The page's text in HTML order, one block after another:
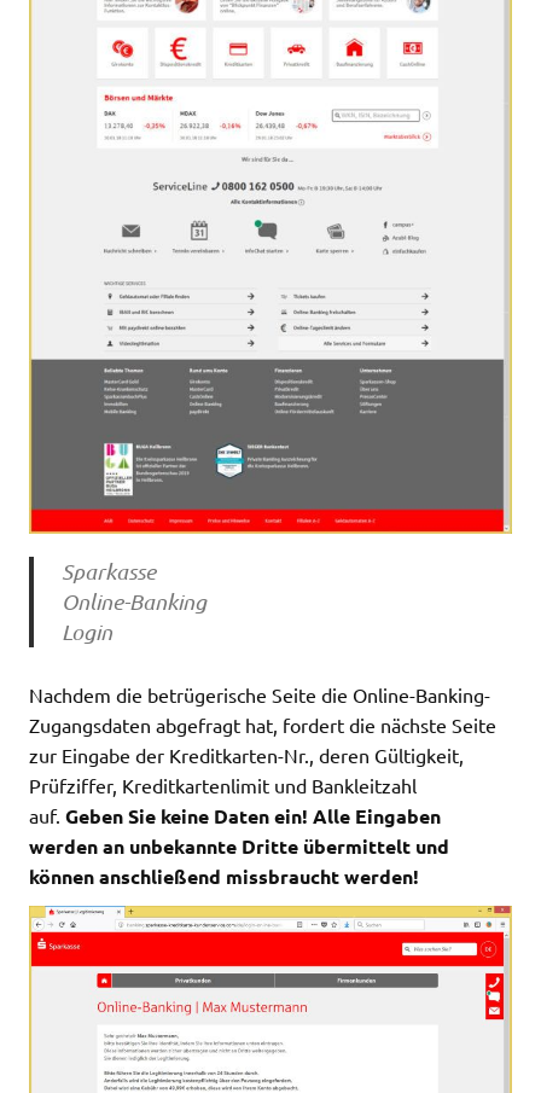
Sparkasse
Online-Banking
Login
Nachdem die betrügerische Seite die Online-Banking-
Zugangsdaten abgefragt hat, fordert die nächste Seite
zur Eingabe der Kreditkarten-Nr., deren Gültigkeit,
Prüfziffer, Kreditkartenlimit und Bankleitzahl
auf. Geben Sie keine Daten ein! Alle Eingaben
werden an unbekannte Dritte übermittelt und
können anschließend missbraucht werden!